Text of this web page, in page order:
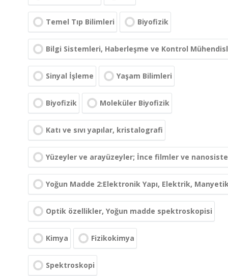
Temel Tıp Bilimleri Biyofizik
Bilgi Sistemleri, Haberleşme ve Kontrol
Sinyal İşleme Yaşam Bilimleri
Biyofizik Moleküler Biyofizik
Katı ve sıvı yapılar, kristalografi
Yüzeyler ve arayüzeyler; İnce filmler ve
Yoğun Madde 2:Elektronik Yapı, Elektrik,
Optik özellikler, Yoğun madde spektroskopisi
Kimya Fizikokimya
Spektroskopi